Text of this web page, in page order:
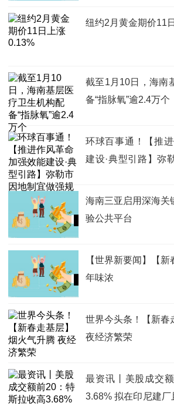
纽约2月黄金期价11
截至1月10日，海南
备“指脉氧”逾2.4万个
环球百事通！【推
建设·典型引路】弥
海南三亚启用深海关
验公共平台
【世界新要闻】【
年味浓
世界今头条！【新春
夜经济繁荣
最资讯丨美股成交
3.68% 拟在印尼建